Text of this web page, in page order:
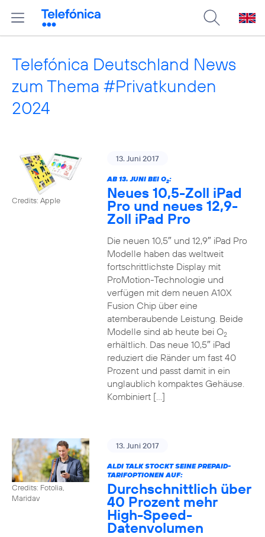
Telefónica Deutschland News
zum Thema #Privatkunden
2024
Credits: Apple
13. Juni 2017
AB 13. JUNI BEI O2:
Neues 10,5-Zoll iPad
Pro und neues 12,9-
Zoll iPad Pro
Die neuen 10,5″ und 12,9″ iPad Pro
Modelle haben das weltweit
fortschrittlichste Display mit
ProMotion-Technologie und
verfügen mit dem neuen A10X
Fusion Chip über eine
atemberaubende Leistung. Beide
Modelle sind ab heute bei O2
erhältlich. Das neue 10,5″ iPad
reduziert die Ränder um fast 40
Prozent und passt damit in ein
unglaublich kompaktes Gehäuse.
Kombiniert […]
Credits: Fotolia,
Maridav
13. Juni 2017
ALDI TALK STOCKT SEINE PREPAID-
TARIFOPTIONEN AUF:
Durchschnittlich über
40 Prozent mehr
High-Speed-
Datenvolumen